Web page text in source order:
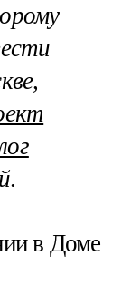
.
в Доме